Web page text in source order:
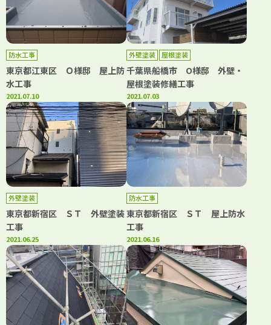
防水工事
東京都江東区 Ｏ様邸 屋上防
水工事
2021.07.10
外壁塗装 屋根塗装
千葉県船橋市 O様邸 外壁・
屋根塗装修繕工事
2021.07.03
外壁塗装
東京都新宿区 ＳＴ 外壁塗装
工事
2021.06.25
防水工事
東京都新宿区 ＳＴ 屋上防水
工事
2021.06.16